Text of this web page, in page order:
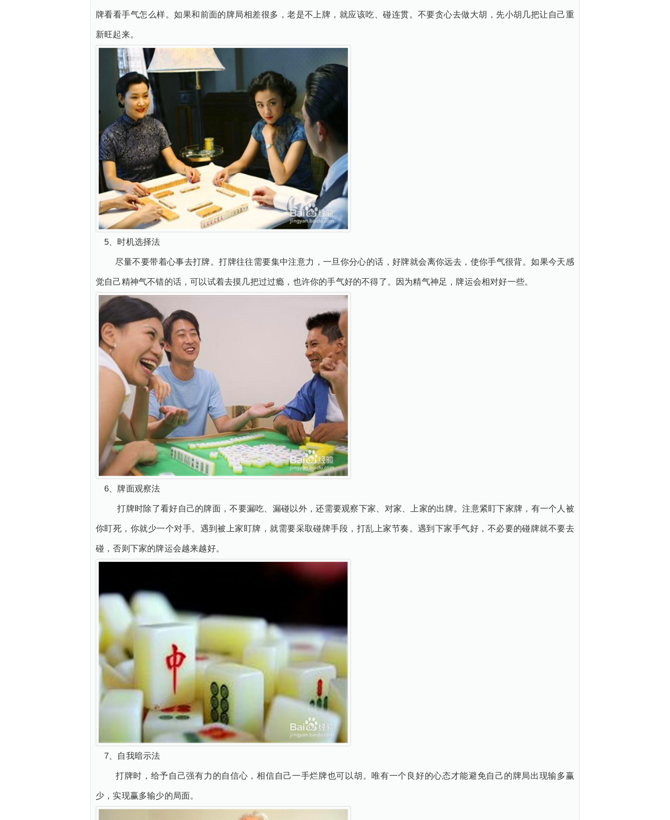
牌看看手气怎么样。如果和前面的牌局相差很多，老是不上牌，就应该吃、碰连贯。不要贪心去做大胡，先小胡几把让自己重
新旺起来。
5、时机选择法
尽量不要带着心事去打牌。打牌往往需要集中注意力，一旦你分心的话，好牌就会离你远去，使你手气很背。如果今天感
觉自己精神气不错的话，可以试着去摸几把过过瘾，也许你的手气好的不得了。因为精气神足，牌运会相对好一些。
6、牌面观察法
打牌时除了看好自己的牌面，不要漏吃、漏碰以外，还需要观察下家、对家、上家的出牌。注意紧盯下家牌，有一个人被
你盯死，你就少一个对手。遇到被上家盯牌，就需要采取碰牌手段，打乱上家节奏。遇到下家手气好，不必要的碰牌就不要去
碰，否则下家的牌运会越来越好。
7、自我暗示法
打牌时，给予自己强有力的自信心，相信自己一手烂牌也可以胡。唯有一个良好的心态才能避免自己的牌局出现输多赢
少，实现赢多输少的局面。